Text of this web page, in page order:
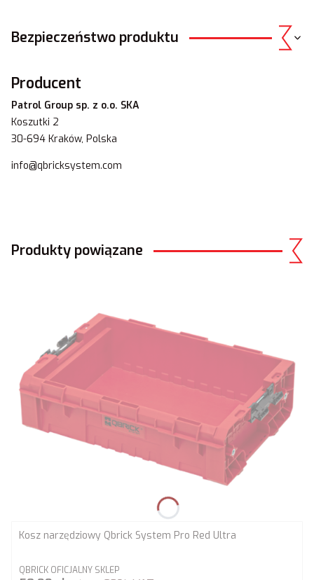
Bezpieczeństwo produktu
Producent
Patrol Group sp. z o.o. SKA
Koszutki 2
30-694 Kraków, Polska
info@qbricksystem.com
Produkty powiązane
Kosz narzędziowy Qbrick System Pro Red Ultra
PRODUCENT
QBRICK OFICJALNY SKLEP